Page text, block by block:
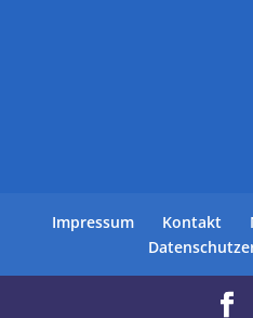
Impressum Kontakt